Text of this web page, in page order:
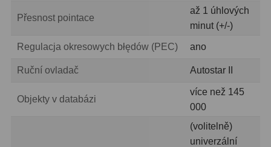
Čidla2
Lupy69
Přesnost pointace
až 1 úhlových
minut (+/-)
Regulacja okresowych błędów (PEC) ano
Ruční ovladač Autostar II
Objekty v databázi
více než 145
000
(volitelně)
univerzální